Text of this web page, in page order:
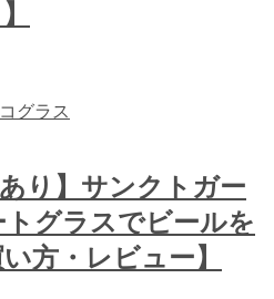
あり】サンクトガー
グラスでビールを
方・レビュー】